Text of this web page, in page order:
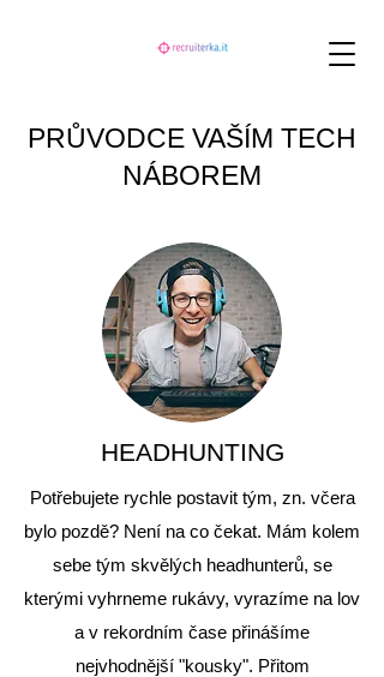
PRŮVODCE VAŠÍM TECH
NÁBOREM
HEADHUNTING
Potřebujete rychle postavit tým, zn. včera
bylo pozdě? Není na co čekat. Mám kolem
sebe tým skvělých headhunterů, se
kterými vyhrneme rukávy, vyrazíme na lov
a v rekordním čase přinášíme
nejvhodnější "kousky". Přitom